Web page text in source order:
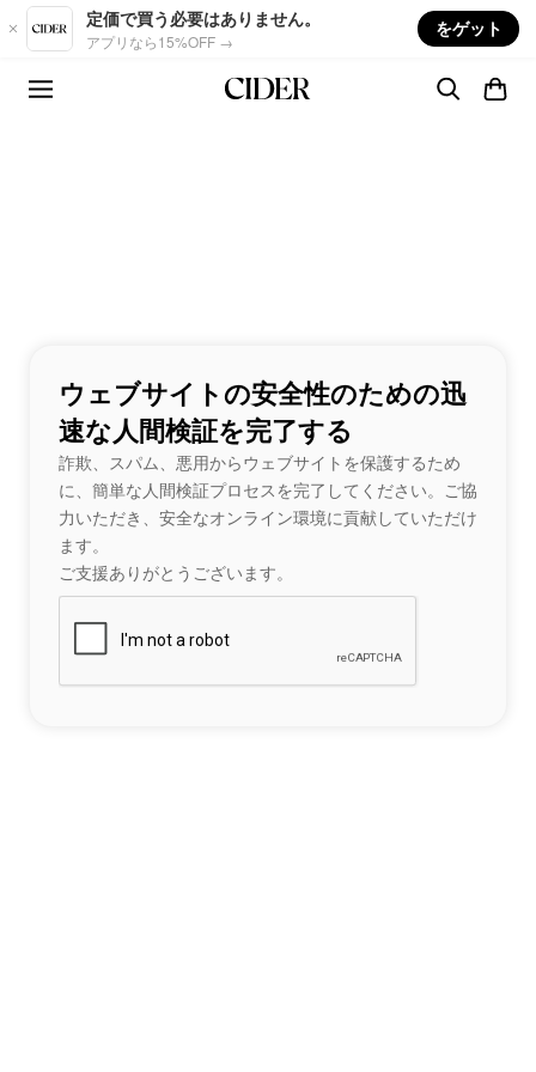
Skip to main content
定価で買う必要はありません。
アプリなら15%OFF →
をゲット
ウェブサイトの安全性のための迅
速な人間検証を完了する
詐欺、スパム、悪用からウェブサイトを保護するため
に、簡単な人間検証プロセスを完了してください。ご協
力いただき、安全なオンライン環境に貢献していただけ
ます。
ご支援ありがとうございます。